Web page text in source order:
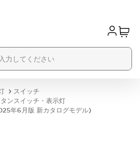
スイッチ
ンスイッチ・表示灯
年6月版 新カタログモデル)